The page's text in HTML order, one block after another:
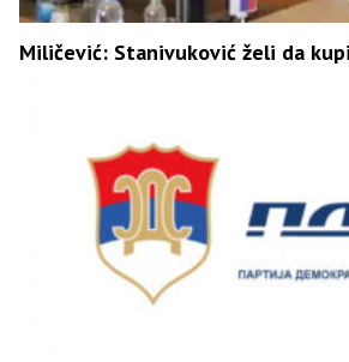
Miličević: Stanivuković želi da